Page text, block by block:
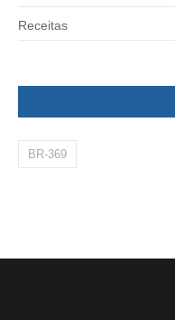
Receitas
BR-369